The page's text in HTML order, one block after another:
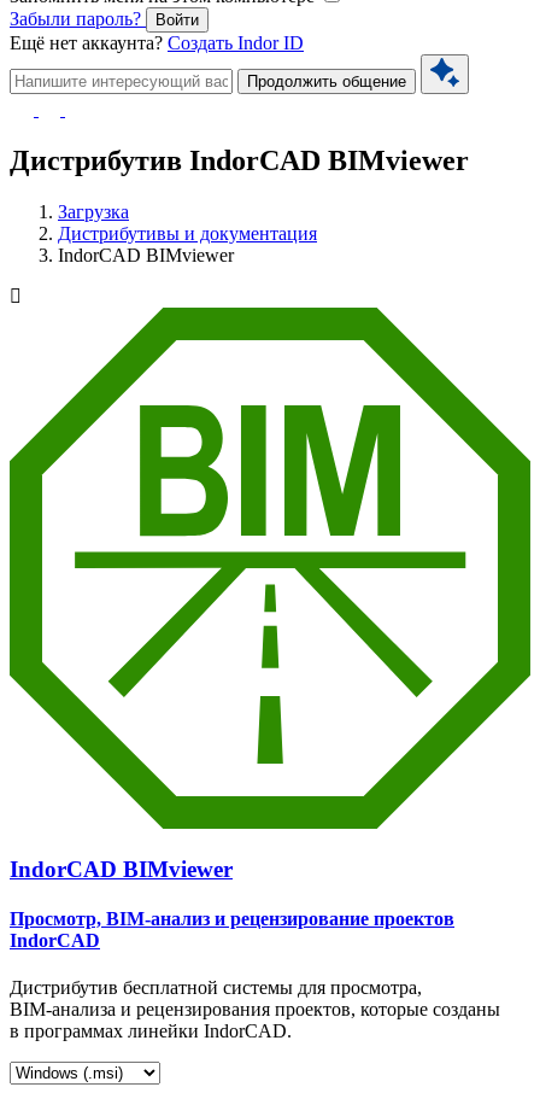
Забыли пароль?
Войти
Ещё нет аккаунта? Создать Indor ID
Продолжить общение
Дистрибутив IndorCAD BIMviewer
Загрузка
Дистрибутивы и документация
IndorCAD BIMviewer
IndorCAD BIMviewer
Просмотр, BIM-анализ и рецензирование проектов
IndorCAD
Дистрибутив бесплатной системы для просмотра,
BIM-анализа и рецензирования проектов, которые созданы
в программах линейки IndorCAD.